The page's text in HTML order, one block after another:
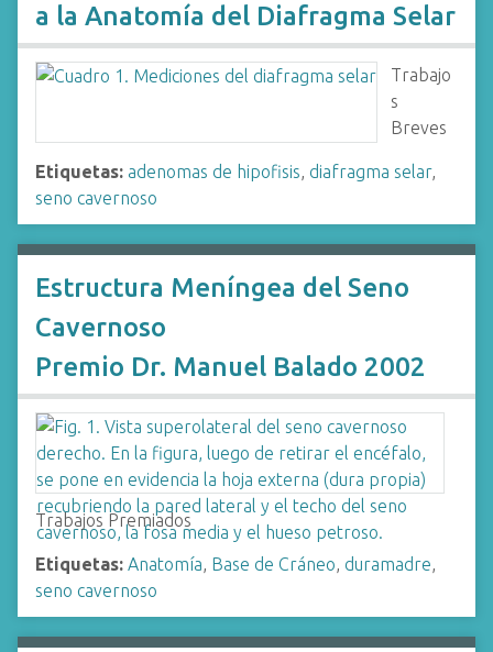
a la Anatomía del Diafragma Selar
Trabajo
s
Breves
Etiquetas: adenomas de hipofisis, diafragma selar,
seno cavernoso
Estructura Meníngea del Seno
Cavernoso
Premio Dr. Manuel Balado 2002
Trabajos Premiados
Etiquetas: Anatomía, Base de Cráneo, duramadre,
seno cavernoso